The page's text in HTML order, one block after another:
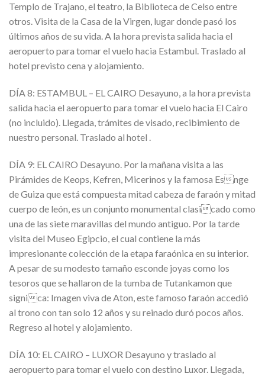
Templo de Trajano, el teatro, la Biblioteca de Celso entre
otros. Visita de la Casa de la Virgen, lugar donde pasó los
últimos años de su vida. A la hora prevista salida hacia el
aeropuerto para tomar el vuelo hacia Estambul. Traslado al
hotel previsto cena y alojamiento.
DÍA 8: ESTAMBUL – EL CAIRO Desayuno, a la hora prevista
salida hacia el aeropuerto para tomar el vuelo hacia El Cairo
(no incluido). Llegada, trámites de visado, recibimiento de
nuestro personal. Traslado al hotel .
DÍA 9: EL CAIRO Desayuno. Por la mañana visita a las
Pirámides de Keops, Kefren, Micerinos y la famosa Esnge
de Guiza que está compuesta mitad cabeza de faraón y mitad
cuerpo de león, es un conjunto monumental clasicado como
una de las siete maravillas del mundo antiguo. Por la tarde
visita del Museo Egipcio, el cual contiene la más
impresionante colección de la etapa faraónica en su interior.
A pesar de su modesto tamaño esconde joyas como los
tesoros que se hallaron de la tumba de Tutankamon que
signica: Imagen viva de Aton, este famoso faraón accedió
al trono con tan solo 12 años y su reinado duró pocos años.
Regreso al hotel y alojamiento.
DÍA 10: EL CAIRO – LUXOR Desayuno y traslado al
aeropuerto para tomar el vuelo con destino Luxor. Llegada,